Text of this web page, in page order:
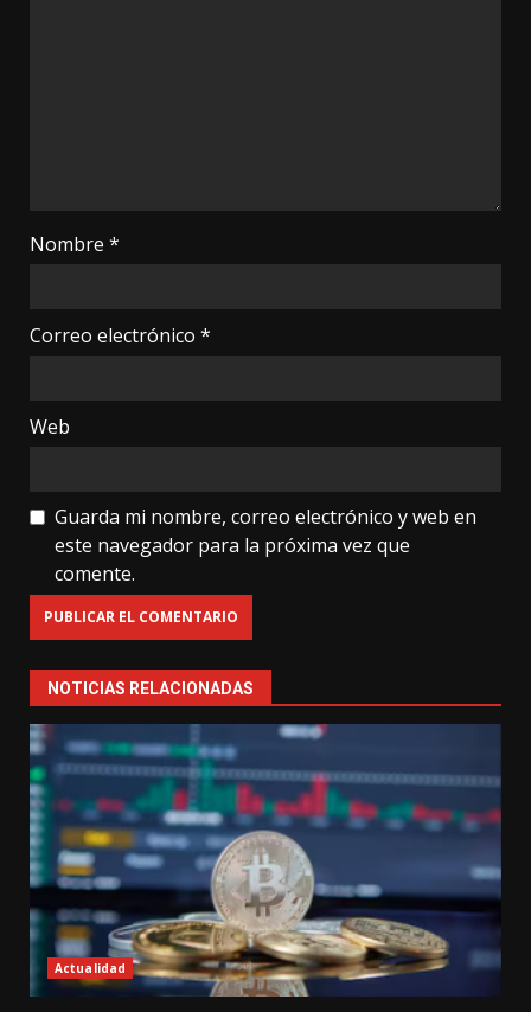
Nombre *
Correo electrónico *
Web
Guarda mi nombre, correo electrónico y web en
este navegador para la próxima vez que
comente.
NOTICIAS RELACIONADAS
Actualidad